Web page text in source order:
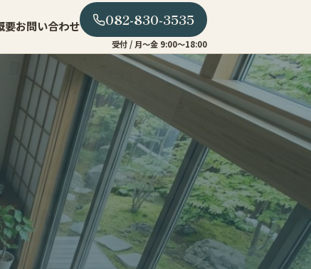
要お問い合わせ 082-830-3535
受付 / 月〜金 9:00〜18:00